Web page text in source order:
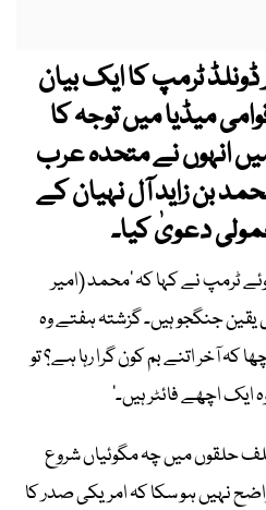
ٹرمپ کا ایک بیان
میڈیا میں توجہ کا
انہوں نے متحدہ عرب
بن زاید آل نہیان کے
دعویٰ کیا۔
ٹرمپ نے کہا کہ ’محمد (امیر
جنگجو ہیں۔ گزشتہ ہفتے وہ
کہ آخر اتنے بم کون گرا رہا ہے؟ تو
اچھے فائٹر ہیں۔‘
حلقوں میں چہ مگوئیاں شروع
نہیں ہو سکا کہ امریکی صدر کا